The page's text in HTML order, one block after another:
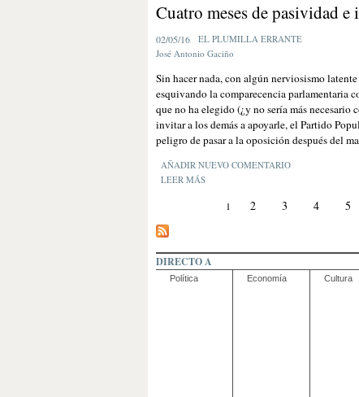
Cuatro meses de pasividad e
02/05/16
EL PLUMILLA ERRANTE
José Antonio Gaciño
Sin hacer nada, con algún nerviosismo
esquivando la comparecencia parlamentaria
que no ha elegido (¿y no sería más
invitar a los demás a apoyarle, el Partido
peligro de pasar a la oposición después del
AÑADIR NUEVO COMENTARIO
LEER MÁS
1 2 3 4 5
DIRECTO A
Política Economía Cultura